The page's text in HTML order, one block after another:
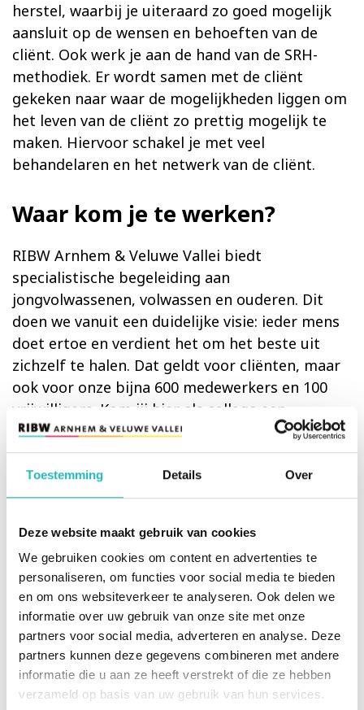
Toestemming Details Over
Deze website maakt gebruik van cookies
We gebruiken cookies om content en advertenties te
personaliseren, om functies voor social media te bieden
en om ons websiteverkeer te analyseren. Ook delen we
informatie over uw gebruik van onze site met onze
partners voor social media, adverteren en analyse. Deze
partners kunnen deze gegevens combineren met andere
informatie die u aan ze heeft verstrekt of die ze hebben
verzameld op basis van uw gebruik van hun services.
herstel, waarbij je uiteraard zo goed mogelijk
aansluit op de wensen en behoeften van de
cliënt. Ook werk je aan de hand van de SRH-
methodiek. Er wordt samen met de cliënt
gekeken naar waar de mogelijkheden liggen om
het leven van de cliënt zo prettig mogelijk te
maken. Hiervoor schakel je met veel
behandelaren en het netwerk van de cliënt.
Waar kom je te werken?
RIBW Arnhem & Veluwe Vallei biedt
specialistische begeleiding aan
jongvolwassenen, volwassen en ouderen. Dit
doen we vanuit een duidelijke visie: ieder mens
doet ertoe en verdient het om het beste uit
zichzelf te halen. Dat geldt voor cliënten, maar
ook voor onze bijna 600 medewerkers en 100
vrijwilligers. Kom jij hier als collega een
waardevolle bijdrage aan leveren?
Als nieuwe collega ga je aan de slag op onze
verdeeld over 2 woningen. Hier wonen cliënten
met psychische problematiek, zoals een
persoonlijkheidsstoornis en (alcohol)verslaving.
Het zijn over het algemeen volwassen cliënten
tussen de 50 en 70 jaar.
Je komt te werken in een team van een aantal
begeleiders, medewerkers begeleiding en
woonzorgmedewerkers. Kom jij ons team